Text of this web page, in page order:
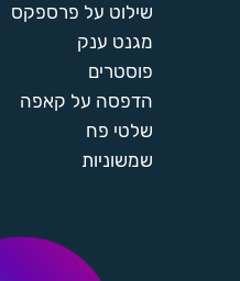
שילוט על פרספקס
מגנט ענק
פוסטרים
הדפסה על קאפה
שלטי פח
שמשוניות